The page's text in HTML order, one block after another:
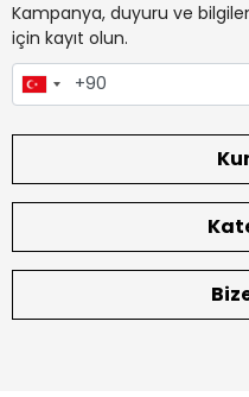
Kampanya, duyuru ve
için kayıt olun.